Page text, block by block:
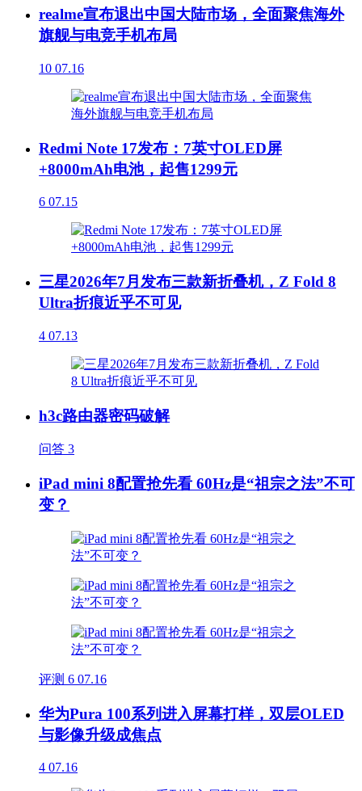
realme宣布退出中国大陆市场，全面聚焦海外
旗舰与电竞手机布局
10 07.16
Redmi Note 17发布：7英寸OLED屏
+8000mAh电池，起售1299元
6 07.15
三星2026年7月发布三款新折叠机，Z Fold 8
Ultra折痕近乎不可见
4 07.13
h3c路由器密码破解
问答 3
iPad mini 8配置抢先看 60Hz是“祖宗之法”不可
变？
评测 6 07.16
华为Pura 100系列进入屏幕打样，双层OLED
与影像升级成焦点
4 07.16